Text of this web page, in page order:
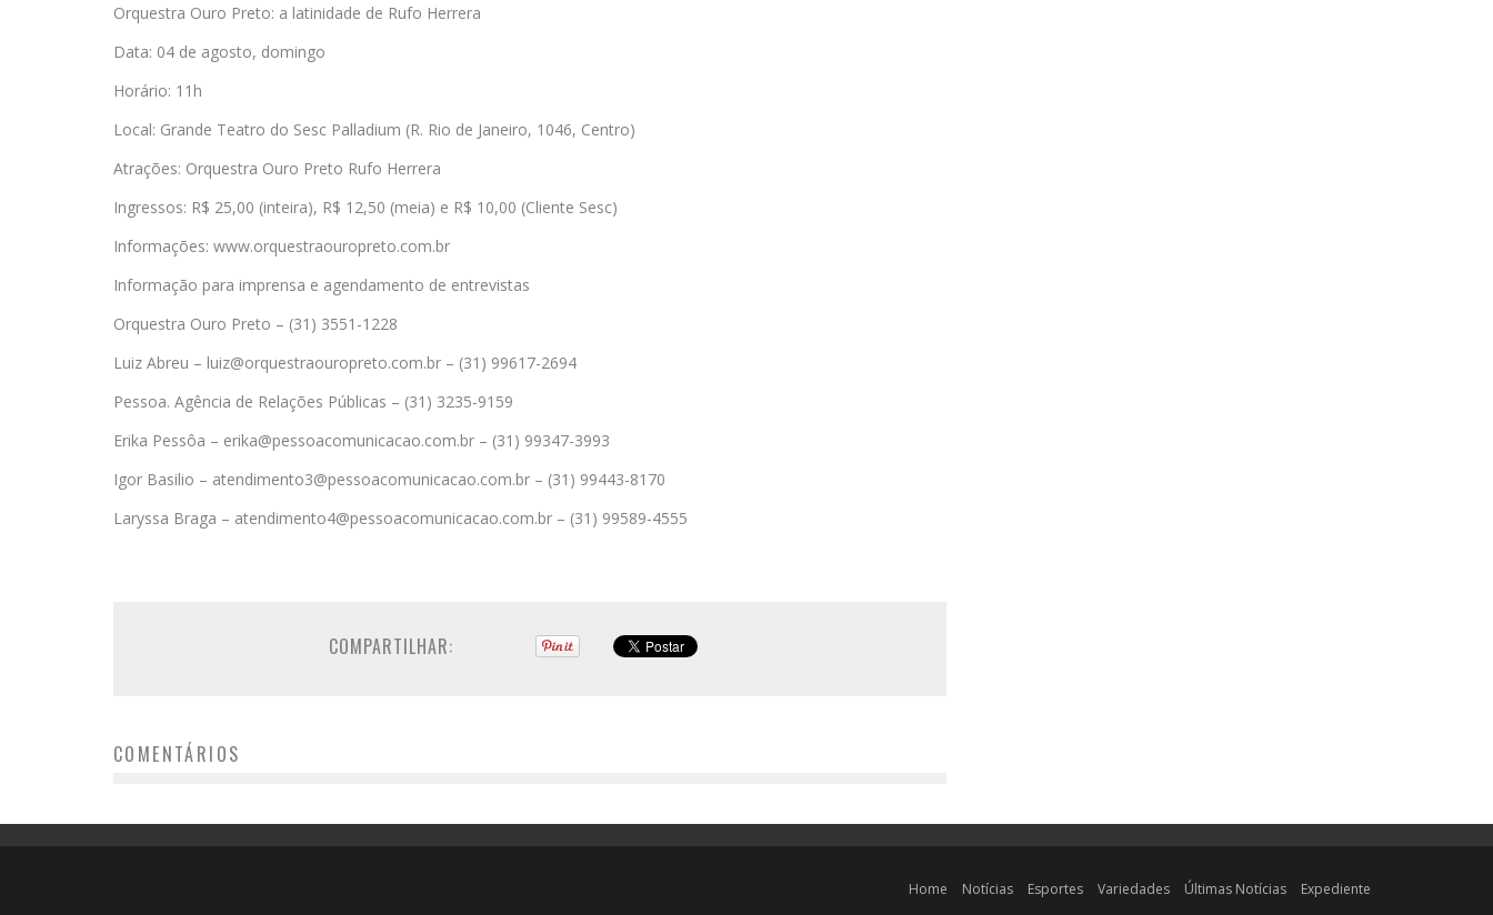
Orquestra Ouro Preto: a latinidade de Rufo Herrera
Data: 04 de agosto, domingo
Horário: 11h
Local: Grande Teatro do Sesc Palladium (R. Rio de Janeiro, 1046, Centro)
Atrações: Orquestra Ouro Preto Rufo Herrera
Ingressos: R$ 25,00 (inteira), R$ 12,50 (meia) e R$ 10,00 (Cliente Sesc)
Informações: www.orquestraouropreto.com.br
Informação para imprensa e agendamento de entrevistas
Orquestra Ouro Preto – (31) 3551-1228
Luiz Abreu – luiz@orquestraouropreto.com.br – (31) 99617-2694
Pessoa. Agência de Relações Públicas – (31) 3235-9159
Erika Pessôa – erika@pessoacomunicacao.com.br – (31) 99347-3993
Igor Basilio – atendimento3@pessoacomunicacao.com.br – (31) 99443-8170
Laryssa Braga – atendimento4@pessoacomunicacao.com.br – (31) 99589-4555
COMPARTILHAR:
COMENTÁRIOS
Home Notícias Esportes Variedades Últimas Notícias Expediente